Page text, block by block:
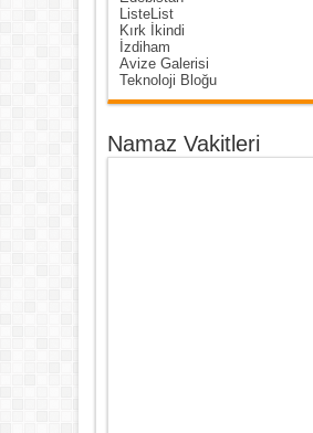
ListeList
Kırk İkindi
İzdiham
Avize Galerisi
Teknoloji Bloğu
Namaz Vakitleri